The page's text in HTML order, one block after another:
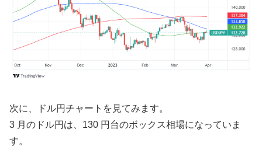
次に、ドル円チャートを見てみます。
3 月のドル円は、130 円台のボックス相場になっていま
す。